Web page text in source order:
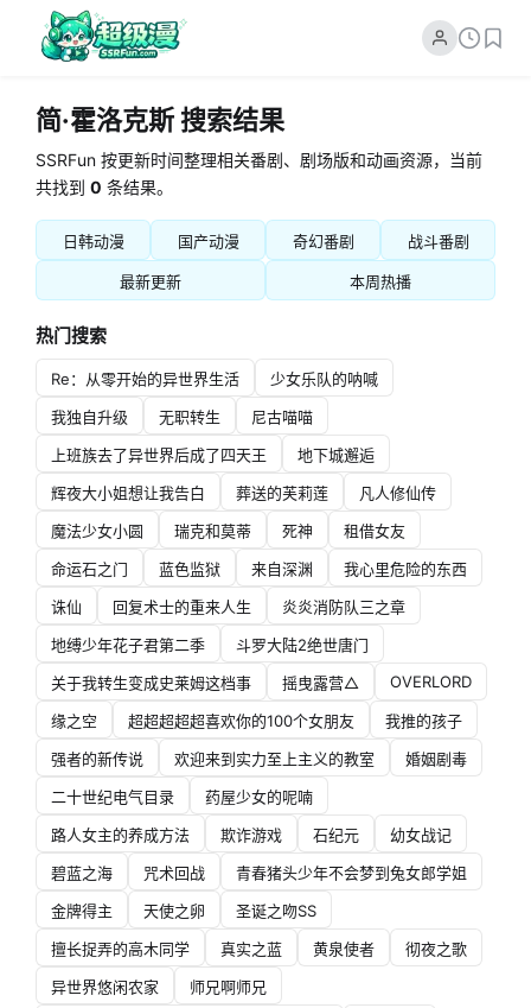
简·霍洛克斯 搜索结果
SSRFun 按更新时间整理相关番剧、剧场版和动画资源，当前
共找到 0 条结果。
日韩动漫 国产动漫 奇幻番剧 战斗番剧
最新更新 本周热播
热门搜索
Re：从零开始的异世界生活
少女乐队的呐喊
我独自升级
无职转生
尼古喵喵
上班族去了异世界后成了四天王
地下城邂逅
辉夜大小姐想让我告白
葬送的芙莉莲
凡人修仙传
魔法少女小圆
瑞克和莫蒂 死神
租借女友
命运石之门
蓝色监狱 来自深渊
我心里危险的东西
诛仙
回复术士的重来人生
炎炎消防队三之章
地缚少年花子君第二季
斗罗大陆2绝世唐门
关于我转生变成史莱姆这档事
摇曳露营△ OVERLORD
缘之空 超超超超超喜欢你的100个女朋友
我推的孩子
强者的新传说
欢迎来到实力至上主义的教室
婚姻剧毒
二十世纪电气目录
药屋少女的呢喃
路人女主的养成方法
欺诈游戏 石纪元
幼女战记
碧蓝之海
咒术回战
青春猪头少年不会梦到兔女郎学姐
金牌得主
天使之卵
圣诞之吻SS
擅长捉弄的高木同学
真实之蓝 黄泉使者
彻夜之歌
异世界悠闲农家
师兄啊师兄